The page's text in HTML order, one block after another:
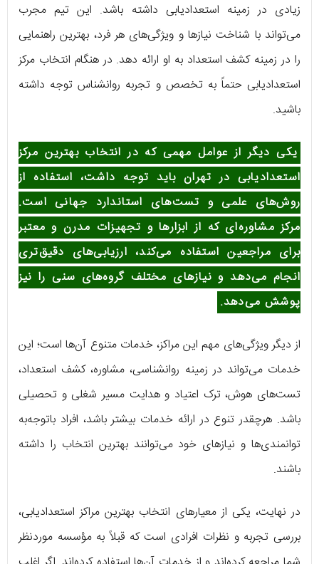
زیادی در زمینه استعدادیابی داشته باشد. این تیم مجرب
می‌تواند با شناخت نیازها و ویژگی‌های هر فرد، بهترین راهنمایی
را در زمینه کشف استعداد به او ارائه دهد. در هنگام انتخاب مرکز
استعدادیابی حتماً به تخصص و تجربه روانشناس توجه داشته
باشید.
یکی دیگر از عوامل مهمی که در انتخاببهترین مرکز
استعدادیابی در تهرانباید توجه داشت، استفاده از
روش‌های علمی و تست‌های استاندارد جهانی است.
مرکز مشاوره‌ای که از ابزارها و تجهیزات مدرن و معتبر
برای مراجعین استفاده می‌کند، ارزیابی‌های دقیق‌تری
انجام می‌دهد و نیازهای مختلف گروه‌های سنی را نیز
پوشش می‌دهد.
از دیگر ویژگی‌های مهم این مراکز، خدمات متنوع آن‌ها است؛ این
خدمات می‌تواند در زمینه روانشناسی، مشاوره، کشف استعداد،
تست‌های هوش، ترک اعتیاد و هدایت مسیر شغلی و تحصیلی
باشد. هرچقدر تنوع در ارائه خدمات بیشتر باشد، افراد باتوجه‌به
توانمندی‌ها و نیازهای خود می‌توانند بهترین انتخاب را داشته
باشند.
در نهایت، یکی از معیارهای انتخاب بهترین مراکز استعدادیابی،
بررسی تجربه و نظرات افرادی است که قبلاً به مؤسسه موردنظر